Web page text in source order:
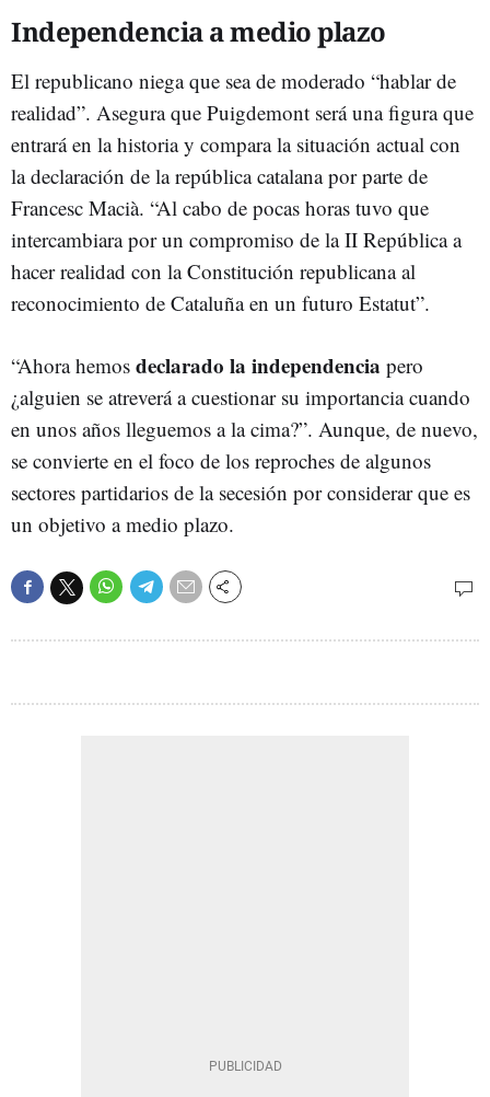
Independencia a medio plazo
El republicano niega que sea de moderado “hablar de
realidad”. Asegura que Puigdemont será una figura que
entrará en la historia y compara la situación actual con
la declaración de la república catalana por parte de
Francesc Macià. “Al cabo de pocas horas tuvo que
intercambiara por un compromiso de la II República a
hacer realidad con la Constitución republicana al
reconocimiento de Cataluña en un futuro Estatut”.
“Ahora hemos declarado la independencia pero
¿alguien se atreverá a cuestionar su importancia cuando
en unos años lleguemos a la cima?”. Aunque, de nuevo,
se convierte en el foco de los reproches de algunos
sectores partidarios de la secesión por considerar que es
un objetivo a medio plazo.